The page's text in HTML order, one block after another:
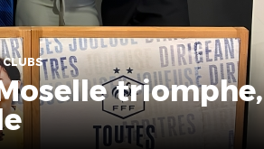
triomphe,